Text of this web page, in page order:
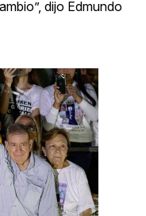
dijo Edmundo